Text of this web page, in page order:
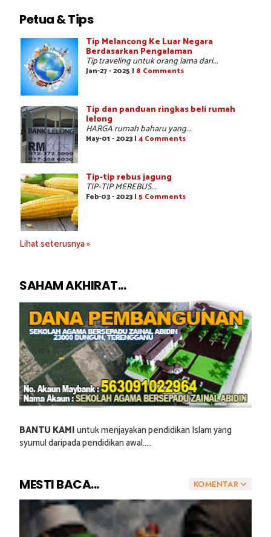
Petua & Tips
Tip Melancong Ke Luar Negara
Berdasarkan Pengalaman
Tip traveling untuk orang lama dari...
Jan-27 - 2025 | 8 Comments
Tip dan panduan ringkas beli rumah
lelong
HARGA rumah baharu yang...
May-01 - 2023 | 4 Comments
Tip-tip rebus jagung
TIP-TIP MEREBUS...
Feb-03 - 2023 | 5 Comments
Lihat seterusnya »
SAHAM AKHIRAT...
BANTU KAMIuntuk menjayakan pendidikan Islam yang
syumul daripada pendidikan awal.....
KOMENTAR
MESTI BACA...